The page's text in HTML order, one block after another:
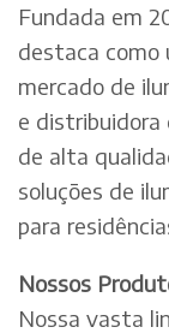
Fundada em
destaca como
mercado de
e distribuidora
de alta
soluções de
para
Nossos
Nossa vasta